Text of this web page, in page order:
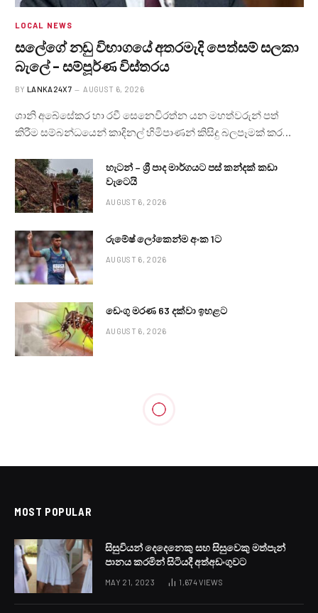
LOCAL NEWS
සලේගේ නඩු විභාගයේ අතරමැදි පෙත්සම් සලකා
බැලේ – සම්පූර්ණ විස්තරය
BY LANKA24X7 AUGUST 6, 2026
ශානි අබේසේකර හා රවී සෙනෙවිරත්න යන මහත්වරුන් පත්
කිරීම සම්බන්ධයෙන් කාදිනල් හිමිපාණන් කිසිදු බලපෑමක් කර…
හැටන් – ශ්‍රී පාද මාර්ගයට පස් කන්දක් කඩා
වැටෙයි
AUGUST 6, 2026
රුමේෂ් ලෝකෙන්ම අංක 1ට
AUGUST 6, 2026
ඩෙංගු මරණ 63 දක්වා ඉහළට
AUGUST 6, 2026
MOST POPULAR
සිසුවියන් දෙදෙනෙකු සහ සිසුවෙකු මත්පැන්
පානය කරමින් සිටියදී අත්අඩංගුවට
MAY 21, 2023 1,674VIEWS